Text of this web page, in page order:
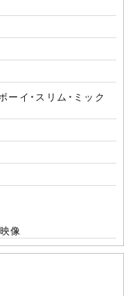
ーイ・スリム・ミック
像